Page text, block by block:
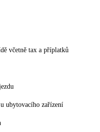
včetně tax a příplatků
ubytovacího zařízení